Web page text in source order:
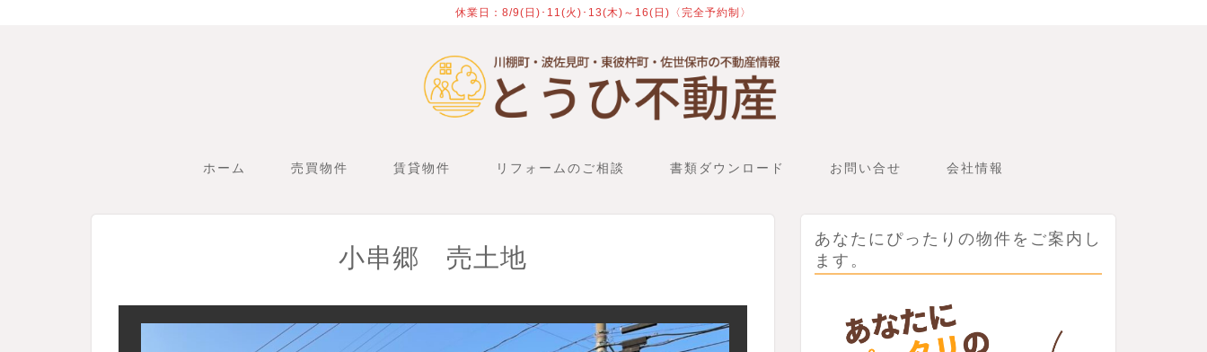
休業日：8/9(日)･11(火)･13(木)～16(日)〈完全予約制〉
ホーム 売買物件 賃貸物件 リフォームのご相談 書類ダウンロード お問い合せ 会社情報
小串郷 売土地
あなたにぴったりの物件をご案内し
ます。